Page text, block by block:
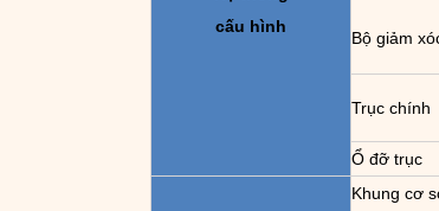
cấu hình
Bộ giảm
Trục chính
Ổ đỡ trục
Khung cơ